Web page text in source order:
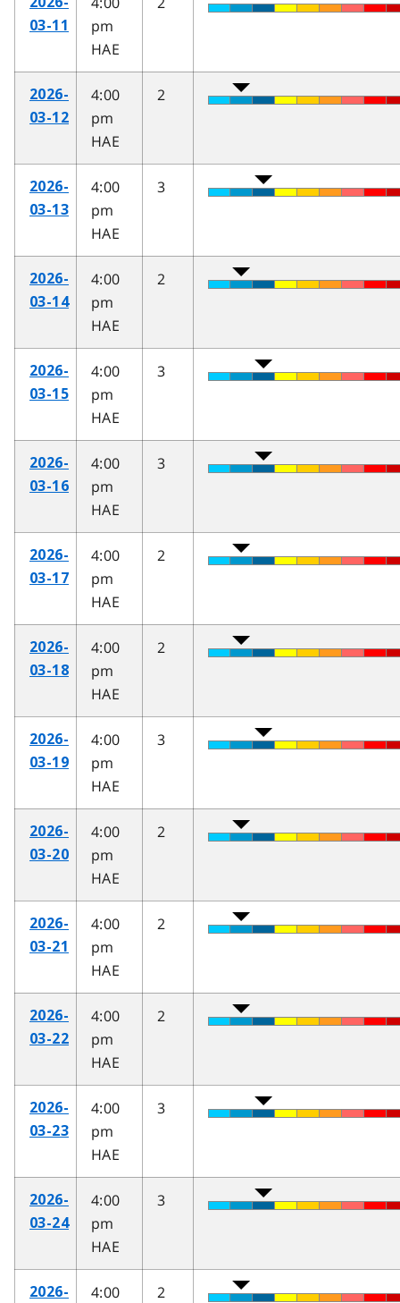
03-11
pm
HAE
2026-
03-12
4:00
pm
HAE
2
2026-
03-13
4:00
pm
HAE
3
2026-
03-14
4:00
pm
HAE
2
2026-
03-15
4:00
pm
HAE
3
2026-
03-16
4:00
pm
HAE
3
2026-
03-17
4:00
pm
HAE
2
2026-
03-18
4:00
pm
HAE
2
2026-
03-19
4:00
pm
HAE
3
2026-
03-20
4:00
pm
HAE
2
2026-
03-21
4:00
pm
HAE
2
2026-
03-22
4:00
pm
HAE
2
2026-
03-23
4:00
pm
HAE
3
2026-
03-24
4:00
pm
HAE
3
2026-
4:00
2